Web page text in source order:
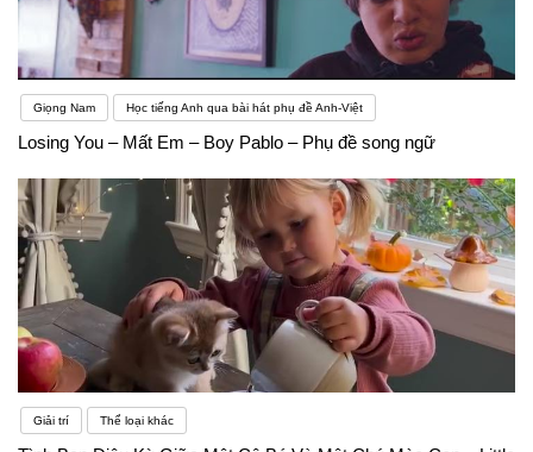
Giọng Nam Học tiếng Anh qua bài hát phụ đề Anh-Việt
Losing You – Mất Em – Boy Pablo – Phụ đề song ngữ
Giải trí Thể loại khác